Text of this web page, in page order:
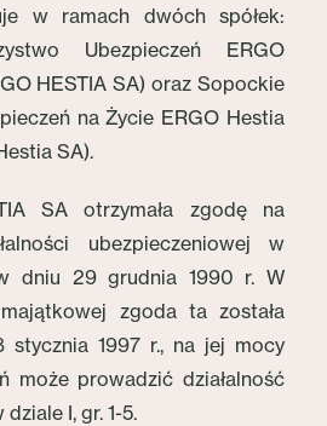
w ramach dwóch spółek:
Ubezpieczeń ERGO
HESTIA SA) oraz Sopockie
na Życie ERGO Hestia
SA).
SA otrzymała zgodę na
ubezpieczeniowej w
dniu 29 grudnia 1990 r. W
zgoda ta została
stycznia 1997 r., na jej mocy
może prowadzić działalność
I, gr. 1-5.